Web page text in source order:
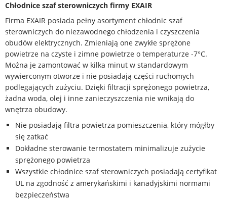
Chłodnice szaf sterowniczych firmy EXAIR
Firma EXAIR posiada pełny asortyment chłodnic szaf
sterowniczych do niezawodnego chłodzenia i czyszczenia
obudów elektrycznych. Zmieniają one zwykłe sprężone
powietrze na czyste i zimne powietrze o temperaturze -7°C.
Można je zamontować w kilka minut w standardowym
wywierconym otworze i nie posiadają części ruchomych
podlegających zużyciu. Dzięki filtracji sprężonego powietrza,
żadna woda, olej i inne zanieczyszczenia nie wnikają do
wnętrza obudowy.
Nie posiadają filtra powietrza pomieszczenia, który mógłby
się zatkać
Dokładne sterowanie termostatem minimalizuje zużycie
sprężonego powietrza
Wszystkie chłodnice szaf sterowniczych posiadają certyfikat
UL na zgodność z amerykańskimi i kanadyjskimi normami
bezpieczeństwa